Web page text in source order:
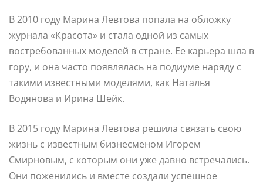
В 2010 году Марина Левтова попала на обложку
журнала «Красота» и стала одной из самых
востребованных моделей в стране. Ее карьера шла в
гору, и она часто появлялась на подиуме наряду с
такими известными моделями, как Наталья
Водянова и Ирина Шейк.
В 2015 году Марина Левтова решила связать свою
жизнь с известным бизнесменом Игорем
Смирновым, с которым они уже давно встречались.
Они поженились и вместе создали успешное